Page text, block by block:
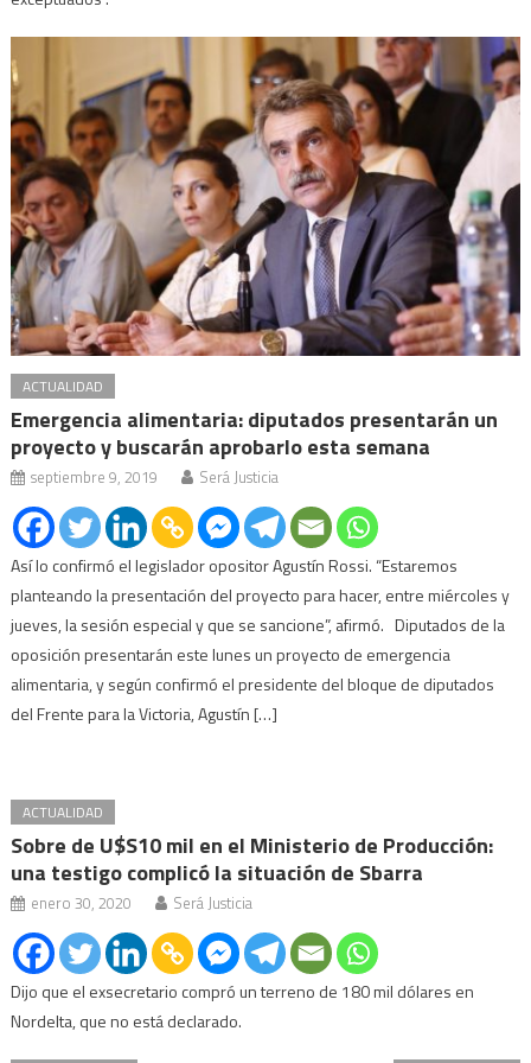
ACTUALIDAD
Emergencia alimentaria: diputados presentarán un
proyecto y buscarán aprobarlo esta semana
septiembre 9, 2019 Será Justicia
Así lo confirmó el legislador opositor Agustín Rossi. “Estaremos
planteando la presentación del proyecto para hacer, entre miércoles y
jueves, la sesión especial y que se sancione”, afirmó. Diputados de la
oposición presentarán este lunes un proyecto de emergencia
alimentaria, y según confirmó el presidente del bloque de diputados
del Frente para la Victoria, Agustín […]
ACTUALIDAD
Sobre de U$S10 mil en el Ministerio de Producción:
una testigo complicó la situación de Sbarra
enero 30, 2020 Será Justicia
Dijo que el exsecretario compró un terreno de 180 mil dólares en
Nordelta, que no está declarado.